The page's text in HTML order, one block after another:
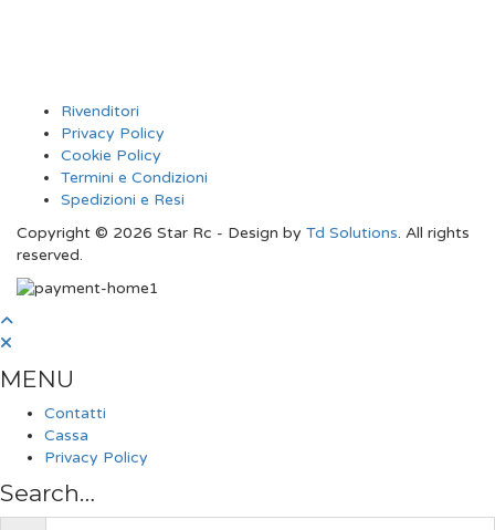
Rivenditori
Privacy Policy
Cookie Policy
Termini e Condizioni
Spedizioni e Resi
Copyright © 2026 Star Rc - Design by Td Solutions. All rights
reserved.
MENU
Contatti
Cassa
Privacy Policy
Search…